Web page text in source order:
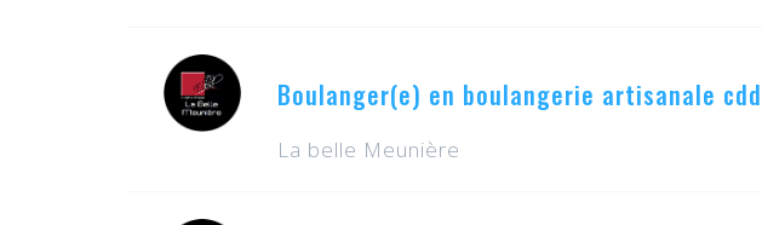
Boulanger(e) en boulangerie artisanale
La belle Meunière